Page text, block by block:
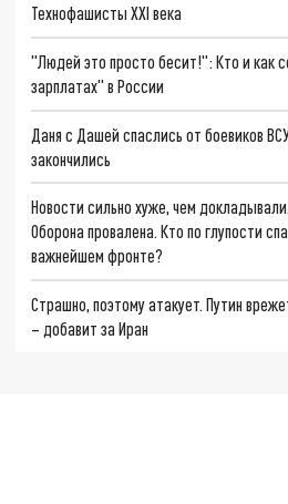
Технофашисты XXI века
"Людей это просто бесит!": Кто и как
зарплатах" в России
Даня с Дашей спаслись от боевиков
закончились
Новости сильно хуже, чем
Оборона провалена. Кто по глупости
важнейшем фронте?
Страшно, поэтому атакует. Путин
– добавит за Иран